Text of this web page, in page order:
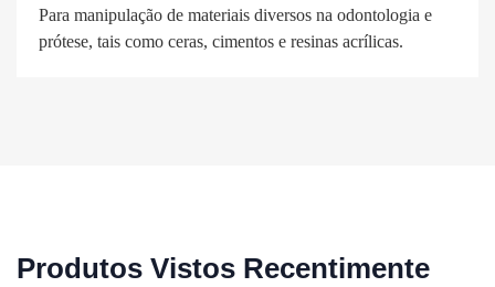
Para manipulação de materiais diversos na odontologia e
prótese, tais como ceras, cimentos e resinas acrílicas.
Produtos Vistos Recentimente